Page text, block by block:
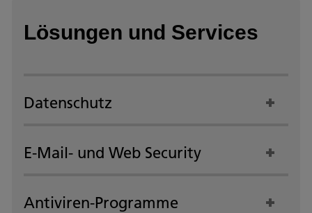
Lösungen und Services
Datenschutz
E-Mail- und Web Security
Antiviren-Programme